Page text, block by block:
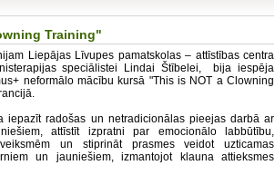
Training"
Liepājas Līvupes pamatskolas – attīstības centra
speciālistei Lindai Štībelei, bija iespēja
neformālo mācību kursā "This is NOT a Clowning
iepazīt radošas un netradicionālas pieejas darbā ar
attīstīt izpratni par emocionālo labbūtību,
un stiprināt prasmes veidot uzticamas
un jauniešiem, izmantojot klauna attieksmes